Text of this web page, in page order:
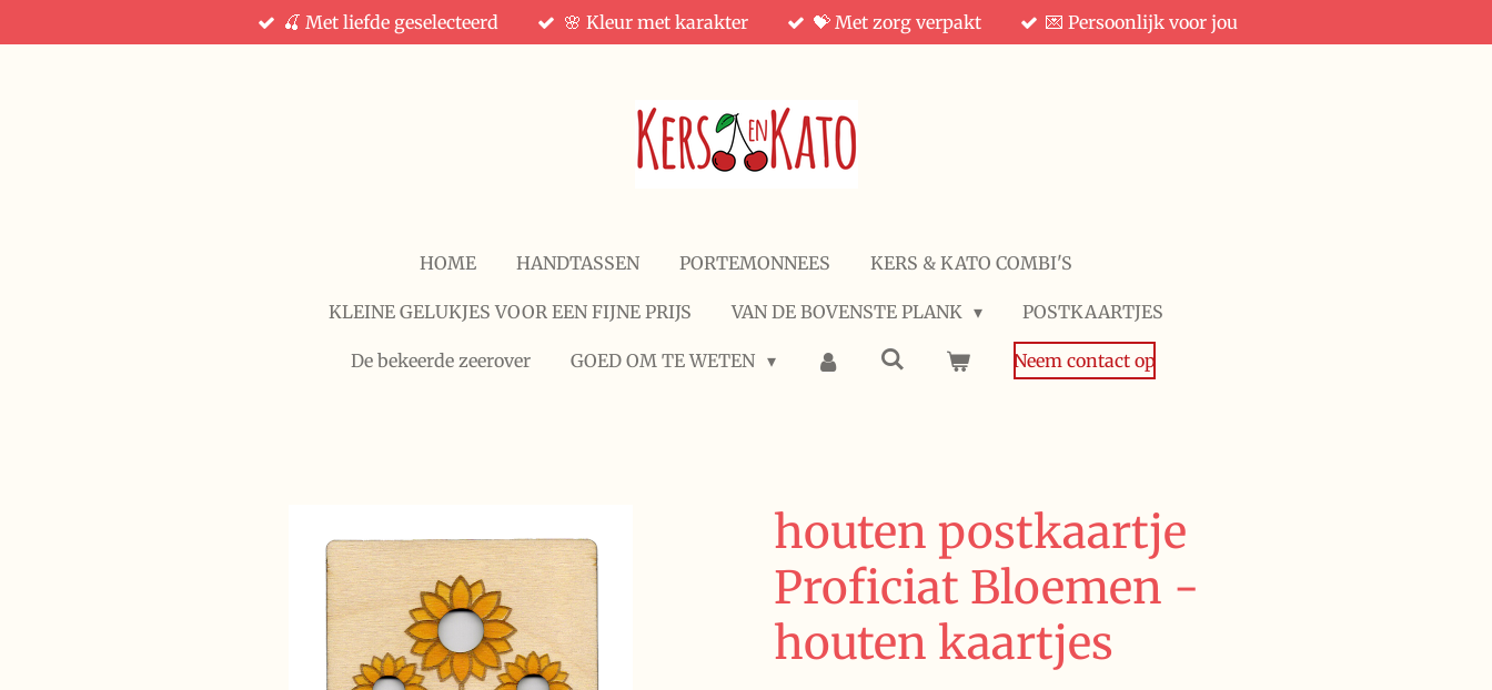
direct
🍒 Met liefde geselecteerd 🌸 Kleur met karakter 💝 Met zorg verpakt 💌 Persoonlijk voor jou
HOME HANDTASSEN PORTEMONNEES KERS & KATO COMBI'S
KLEINE GELUKJES VOOR EEN FIJNE PRIJS VAN DE BOVENSTE PLANK POSTKAARTJES
De bekeerde zeerover GOED OM TE WETEN Neem contact op
houten postkaartje
Proficiat Bloemen -
houten kaartjes